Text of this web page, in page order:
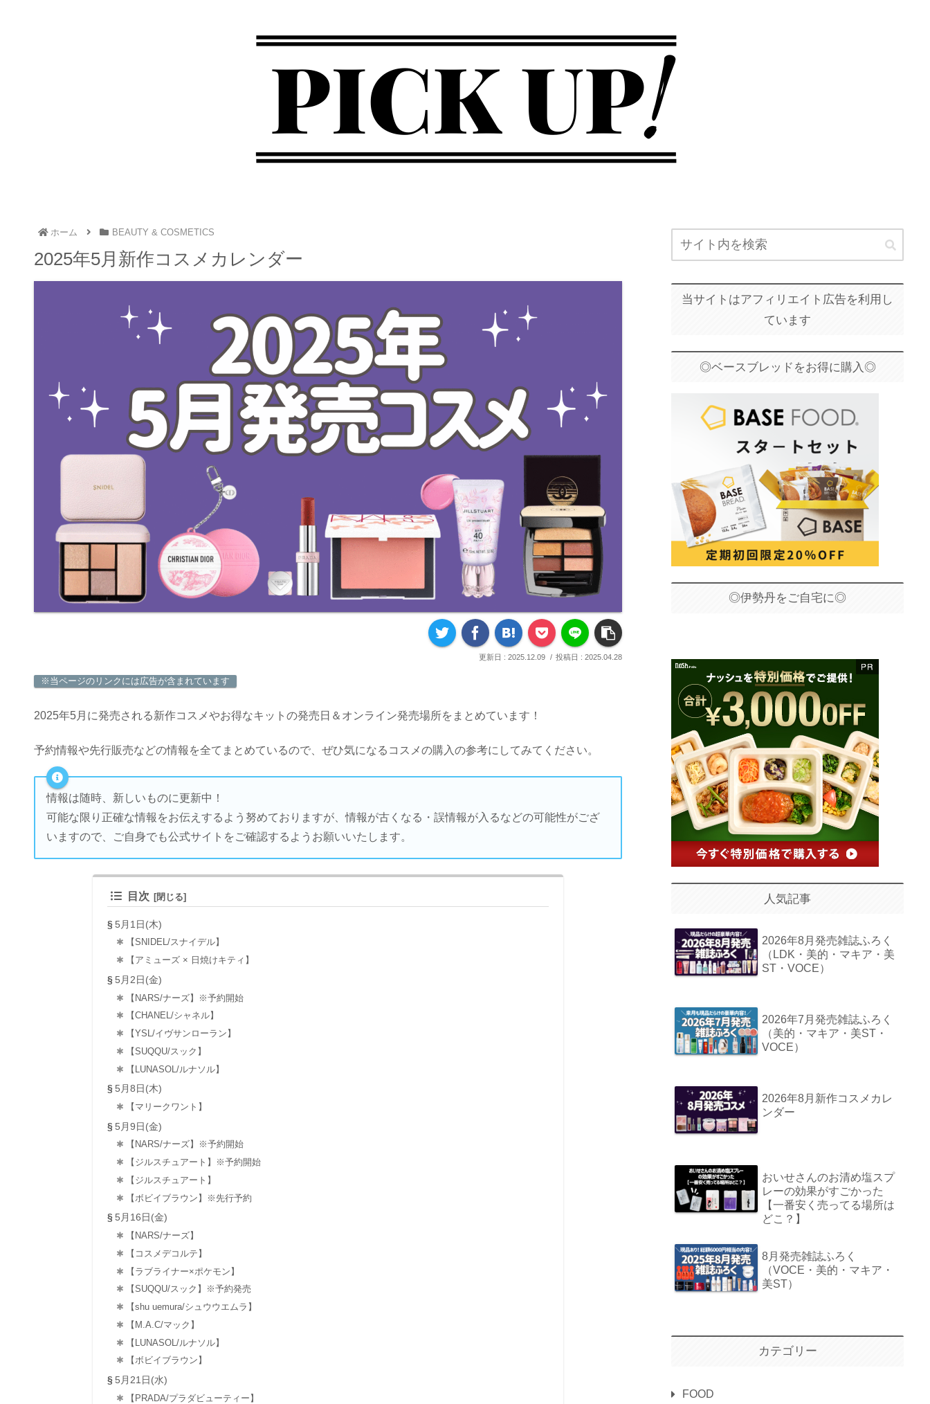
ホーム BEAUTY & COSMETICS
2025年5月新作コスメカレンダー
2025.12.09 2025.04.28
※当ページのリンクには広告が含まれています
2025年5月に発売される新作コスメやお得なキットの発売日＆オンライン発売場所をまとめています！
予約情報や先行販売などの情報を全てまとめているので、ぜひ気になるコスメの購入の参考にしてみてください。
情報は随時、新しいものに更新中！
可能な限り正確な情報をお伝えするよう努めておりますが、情報が古くなる・誤情報が入るなどの可能性がござ
いますので、ご自身でも公式サイトをご確認するようお願いいたします。
目次
5月1日(木)
【SNIDEL/スナイデル】
【アミューズ × 日焼けキティ】
5月2日(金)
【NARS/ナーズ】※予約開始
【CHANEL/シャネル】
【YSL/イヴサンローラン】
【SUQQU/スック】
【LUNASOL/ルナソル】
5月8日(木)
【マリークワント】
5月9日(金)
【NARS/ナーズ】※予約開始
【ジルスチュアート】※予約開始
【ジルスチュアート】
【ボビイブラウン】※先行予約
5月16日(金)
【NARS/ナーズ】
【コスメデコルテ】
【ラブライナー×ポケモン】
【SUQQU/スック】※予約発売
【shu uemura/シュウウエムラ】
【M.A.C/マック】
【LUNASOL/ルナソル】
【ボビイブラウン】
5月21日(水)
【PRADA/プラダビューティー】
当サイトはアフィリエイト広告を利用し
ています
◎ベースブレッドをお得に購入◎
◎伊勢丹をご自宅に◎
人気記事
2026年8月発売雑誌ふろく
（LDK・美的・マキア・美
ST・VOCE）
2026年7月発売雑誌ふろく
（美的・マキア・美ST・
VOCE）
2026年8月新作コスメカレ
ンダー
おいせさんのお清め塩スプ
レーの効果がすごかった
【一番安く売ってる場所は
どこ？】
8月発売雑誌ふろく
（VOCE・美的・マキア・
美ST）
カテゴリー
FOOD